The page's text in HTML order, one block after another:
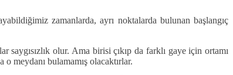
zamanlarda, ayrı noktalarda bulunan başlangıç
olur. Ama birisi çıkıp da farklı gaye için ortamı
meydanı bulamamış olacaktırlar.